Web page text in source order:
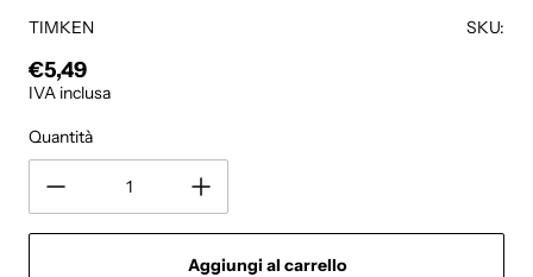
TIMKEN
SKU:
Prezzo regolare
€5,49
IVA inclusa
Quantità
Aggiungi al carrello